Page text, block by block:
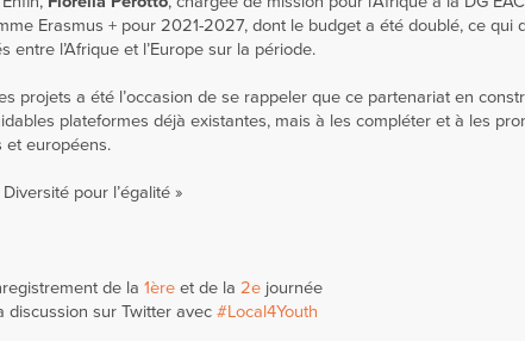
Erasmus + pour 2021-2027, dont le budget a été doublé, ce qui
entre l’Afrique et l’Europe sur la période.
projets a été l’occasion de se rappeler que ce partenariat en
plateformes déjà existantes, mais à les compléter et à les
et européens.
pour l’égalité »
de la 1ère et de la 2e journée
discussion sur Twitter avec #Local4Youth